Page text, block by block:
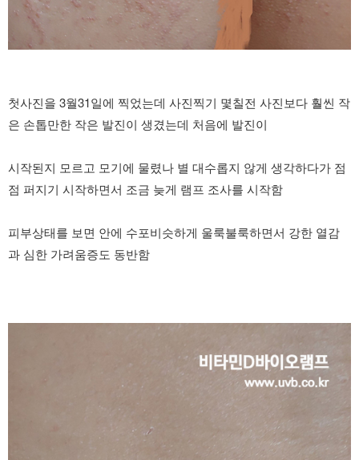
첫사진을 3월31일에 찍었는데 사진찍기 몇칠전 사진보다 훨씬 작
은 손톱만한 작은 발진이 생겼는데 처음에 발진이
시작된지 모르고 모기에 물렸나 별 대수롭지 않게 생각하다가 점
점 퍼지기 시작하면서 조금 늦게 램프 조사를 시작함
피부상태를 보면 안에 수포비슷하게 울룩불룩하면서 강한 열감
과 심한 가려움증도 동반함